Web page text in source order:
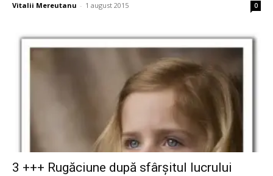
Vitalii Mereutanu - 1 august 2015 0
3 +++ Rugăciune după sfârşitul lucrului